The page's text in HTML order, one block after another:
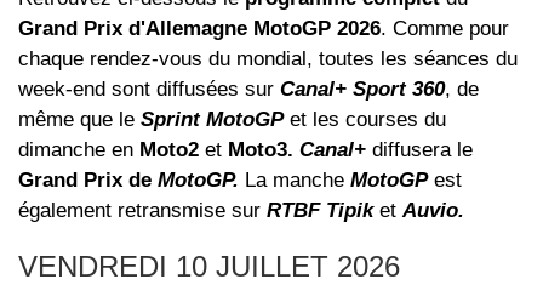
Grand Prix d'Allemagne MotoGP 2026. Comme pour
chaque rendez-vous du mondial, toutes les séances du
week-end sont diffusées sur Canal+ Sport 360, de
même que le Sprint MotoGPet les courses du
dimanche en Moto2 et Moto3. Canal+ diffusera le
Grand Prix de MotoGP. La manche MotoGPest
également retransmise sur RTBF Tipiket Auvio.
VENDREDI 10 JUILLET 2026